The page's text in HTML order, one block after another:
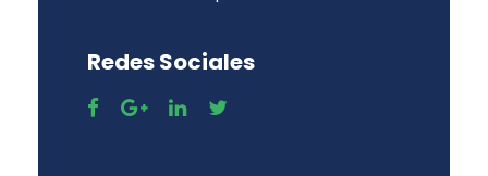
Redes Sociales